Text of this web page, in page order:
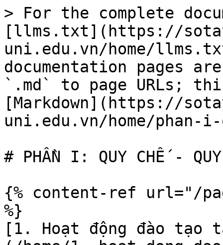
> For the complete
[llms.txt](https://
uni.edu.vn/home/
documentation pages
`.md` to page URLs;
[Markdown](https://
uni.edu.vn/home/phan-
# PHẦN I: QUY CHẾ -
{% content-ref url="/
%}
[1. Hoạt động đào tạo